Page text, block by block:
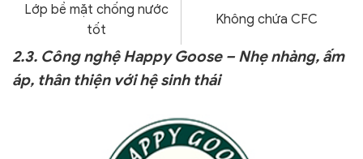
Lớp bề mặt chống nước
tốt
Không chứa CFC
2.3. Công nghệ Happy Goose – Nhẹ nhàng, ấm
áp, thân thiện với hệ sinh thái